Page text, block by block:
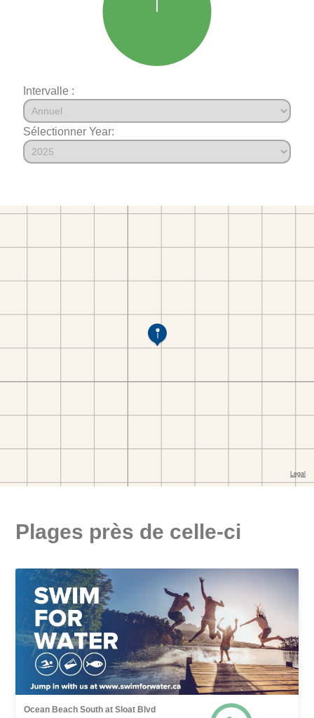
Intervalle :
Sélectionner Year:
Plages près de celle-ci
Ocean Beach South at Sloat Blvd